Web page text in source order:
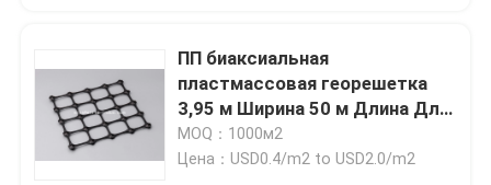
ПП биаксиальная
пластмассовая георешетка
3,95 м Ширина 50 м Длина Для
дорожного строительства
MOQ：1000м2
Цена：USD0.4/m2 to USD2.0/m2